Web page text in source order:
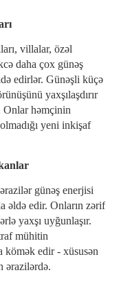
villalar, özəl
daha çox günəş
edirlər. Günəşli küçə
yaxşılaşdırır
Onlar həmçinin
yeni inkişaf
günəş enerjisi
əldə edir. Onların zərif
yaxşı uyğunlaşır.
mühitin
kömək edir - xüsusən
ərazilərdə.